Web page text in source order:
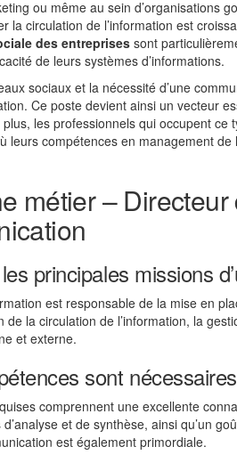
ou même au sein d’organisations
la circulation de l’information est
des entreprises sont
de leurs systèmes d’informations.
sociaux et la nécessité d’une
Ce poste devient ainsi un vecteur
les professionnels qui occupent
leurs compétences en management
métier –
principales missions
est responsable de la mise en
de la circulation de l’information, la
et externe.
sont
comprennent une excellente
et de synthèse, ainsi qu’un
est également primordiale.